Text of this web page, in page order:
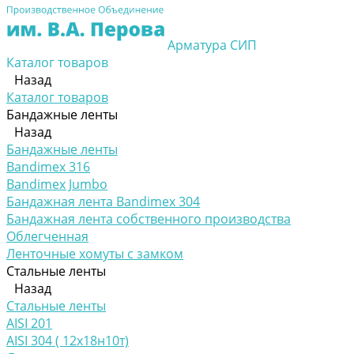
Арматура СИП
Каталог товаров
Назад
Каталог товаров
Бандажные ленты
Назад
Бандажные ленты
Bandimex 316
Bandimex Jumbo
Бандажная лента Bandimex 304
Бандажная лента собственного производства
Облегченная
Ленточные хомуты с замком
Стальные ленты
Назад
Стальные ленты
AISI 201
AISI 304 ( 12х18н10т)